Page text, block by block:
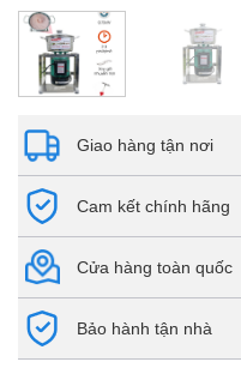
Giao hàng tận nơi
Cam kết chính hãng
Cửa hàng toàn quốc
Bảo hành tận nhà